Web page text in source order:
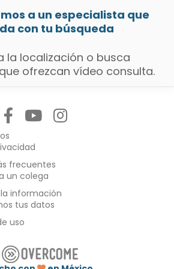
a un especialista que
con tu búsqueda
la localización o busca
ofrezcan vídeo consulta.
frecuentes
un colega
información
tus datos
uso